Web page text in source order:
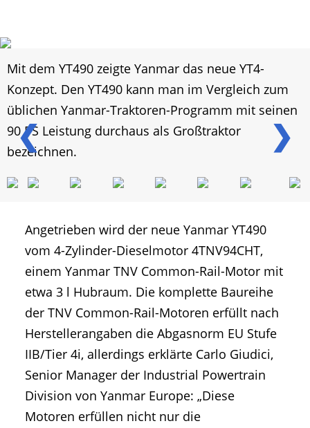
❮ ❯
Mit dem YT490 zeigte Yanmar das neue YT4-
Konzept. Den YT490 kann man im Vergleich zum
üblichen Yanmar-Traktoren-Programm mit seinen
90 PS Leistung durchaus als Großtraktor
bezeichnen.
Angetrieben wird der neue Yanmar YT490
vom 4-Zylinder-Dieselmotor 4TNV94CHT,
einem Yanmar TNV Common-Rail-Motor mit
etwa 3 l Hubraum. Die komplette Baureihe
der TNV Common-Rail-Motoren erfüllt nach
Herstellerangaben die Abgasnorm EU Stufe
IIB/Tier 4i, allerdings erklärte Carlo Giudici,
Senior Manager der Industrial Powertrain
Division von Yanmar Europe: „Diese
Motoren erfüllen nicht nur die